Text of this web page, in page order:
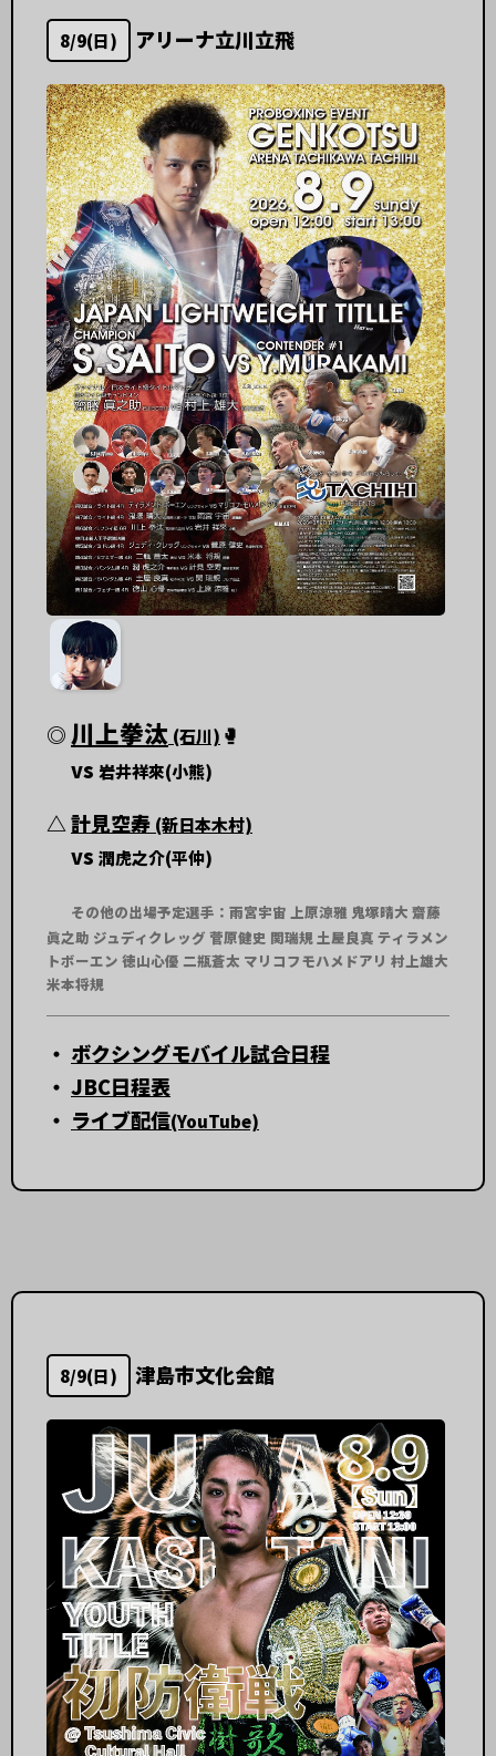
8/9(日) アリーナ立川立飛
◎ 川上拳汰 (石川) 🥊
vs 岩井祥來(小熊)
△計見空寿 (新日本木村)
vs 潤虎之介(平仲)
その他の出場予定選手：雨宮宇宙 上原涼雅 鬼塚晴大 齋藤
眞之助 ジュディクレッグ 菅原健史 関瑞規 土屋良真 ティラメン
トボーエン 徳山心優 二瓶蒼太 マリコフモハメドアリ 村上雄大
米本将規
・ ボクシングモバイル試合日程
・ JBC日程表
・ ライブ配信(YouTube)
8/9(日) 津島市文化会館